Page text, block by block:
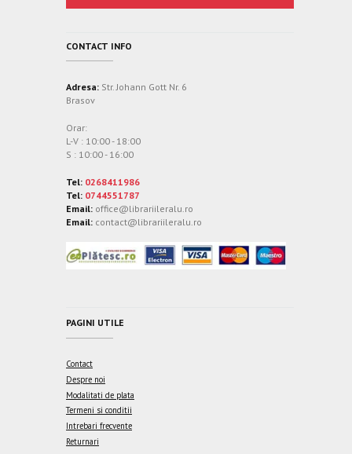
CONTACT INFO
Adresa: Str. Johann Gott Nr. 6
Brasov
Orar:
L-V : 10:00 - 18:00
S : 10:00 - 16:00
Tel: 0268411986
Tel: 0744551787
Email: office@librariileralu.ro
Email: contact@librariileralu.ro
PAGINI UTILE
Contact
Despre noi
Modalitati de plata
Termeni si conditii
Intrebari frecvente
Returnari